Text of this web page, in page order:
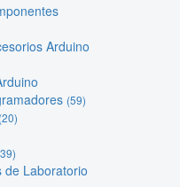
Arduino
(59)
(20)
de Laboratorio